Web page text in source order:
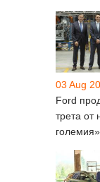
03 Aug
Ford
трета от
големия»